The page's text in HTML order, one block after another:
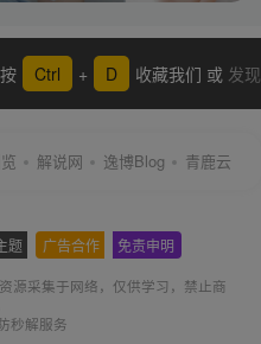
Ctrl + D 收藏我们 或 发现
解说网 逸博Blog 青鹿云
题 广告合作 免责申明
源采集于网络，仅供学习，禁止商
秒解服务